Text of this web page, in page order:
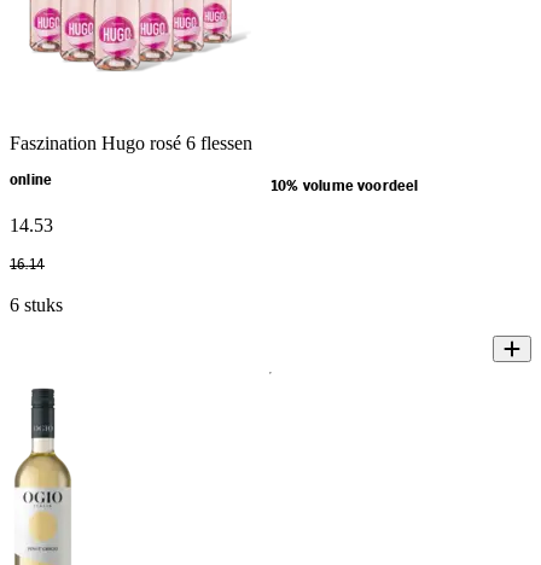
Faszination Hugo rosé 6 flessen
online 10% volume voordeel
14.53
16.14
6 stuks